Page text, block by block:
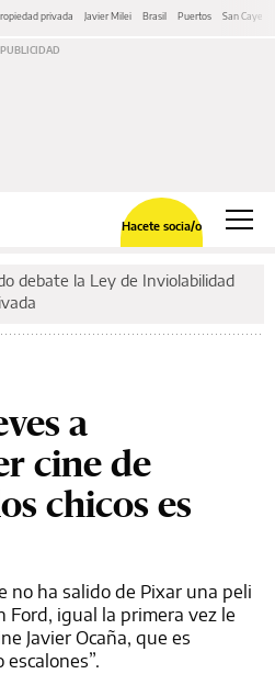
privada Javier Milei Brasil Puertos San
Hacete socia/o
debate la Ley de Inviolabilidad
a
cine de
chicos es
no ha salido de Pixar una peli
Ford, igual la primera vez le
Javier Ocaña, que es